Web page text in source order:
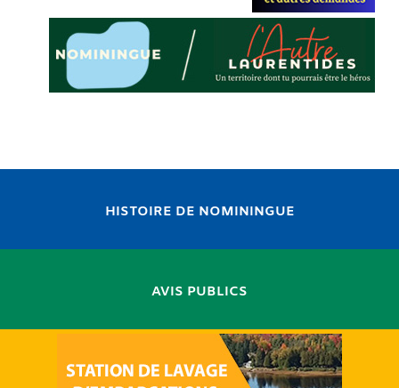
HISTOIRE DE NOMININGUE
AVIS PUBLICS